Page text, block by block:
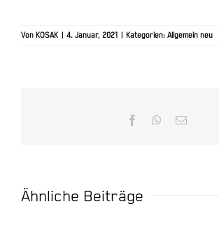
Von KOSAK 4. Januar, 2021 Kategorien: Allgemein neu
FacebookWhatsApp
E-
Ähnliche Beiträge